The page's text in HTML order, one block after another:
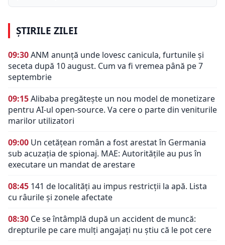
ȘTIRILE ZILEI
09:30ANM anunță unde lovesc canicula, furtunile și
seceta după 10 august. Cum va fi vremea până pe 7
septembrie
09:15Alibaba pregătește un nou model de monetizare
pentru AI-ul open-source. Va cere o parte din veniturile
marilor utilizatori
09:00 Un cetățean român a fost arestat în Germania
sub acuzația de spionaj. MAE: Autorităţile au pus în
executare un mandat de arestare
08:45 141 de localități au impus restricții la apă. Lista
cu râurile și zonele afectate
08:30 Ce se întâmplă după un accident de muncă:
drepturile pe care mulți angajați nu știu că le pot cere